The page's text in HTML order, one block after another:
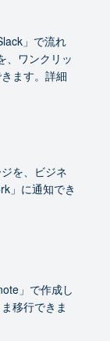
」で流れ
、ワンクリッ
ます。詳細
を、ビジネ
」に通知でき
」で作成し
移行できま